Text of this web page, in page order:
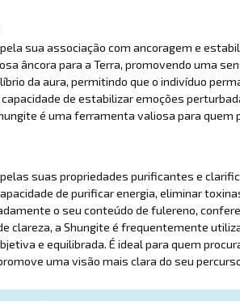
sua associação com ancoragem e
âncora para a Terra, promovendo uma
da aura, permitindo que o indivíduo
de estabilizar emoções
é uma ferramenta valiosa para
suas propriedades purificantes e
de purificar energia, eliminar
o seu conteúdo de fulereno,
clareza, a Shungite é frequentemente
e equilibrada. É ideal para quem
uma visão mais clara do seu